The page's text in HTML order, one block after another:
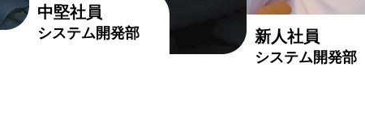
中堅社員
システム開発部 新人社員
システム開発部